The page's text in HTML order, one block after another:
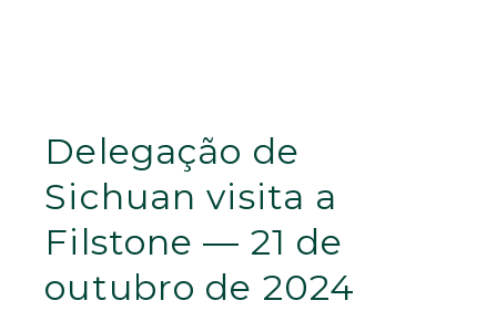
Delegação de
Sichuan visita a
Filstone — 21 de
outubro de 2024